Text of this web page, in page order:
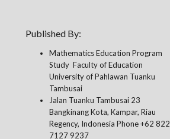
Published By:
Mathematics Education Program
Study Faculty of Education
University of Pahlawan Tuanku
Tambusai
Jalan Tuanku Tambusai 23
Bangkinang Kota, Kampar, Riau
Regency, Indonesia Phone +62 822
7127 9237